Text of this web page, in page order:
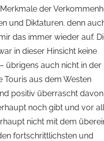
der
und Diktaturen. denn
das immer wieder auf.
in dieser Hinsicht keine
übrigens auch nicht in der
Touris aus dem Westen
positiv überrascht davon
noch gibt und vor
nicht mit dem
fortschrittlichsten und